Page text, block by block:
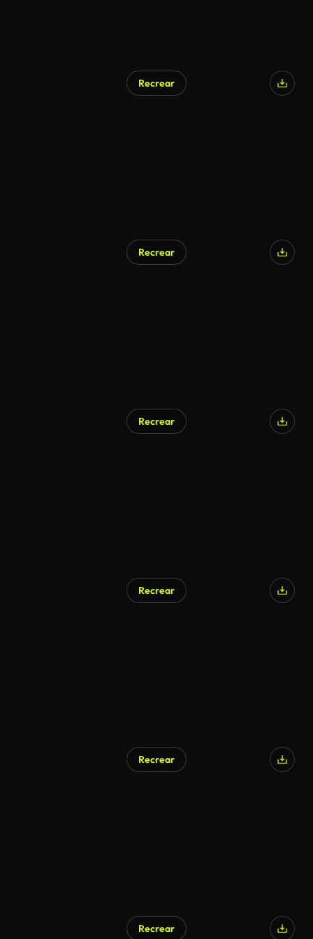
Recrear
Recrear
Recrear
Recrear
Recrear
Recrear